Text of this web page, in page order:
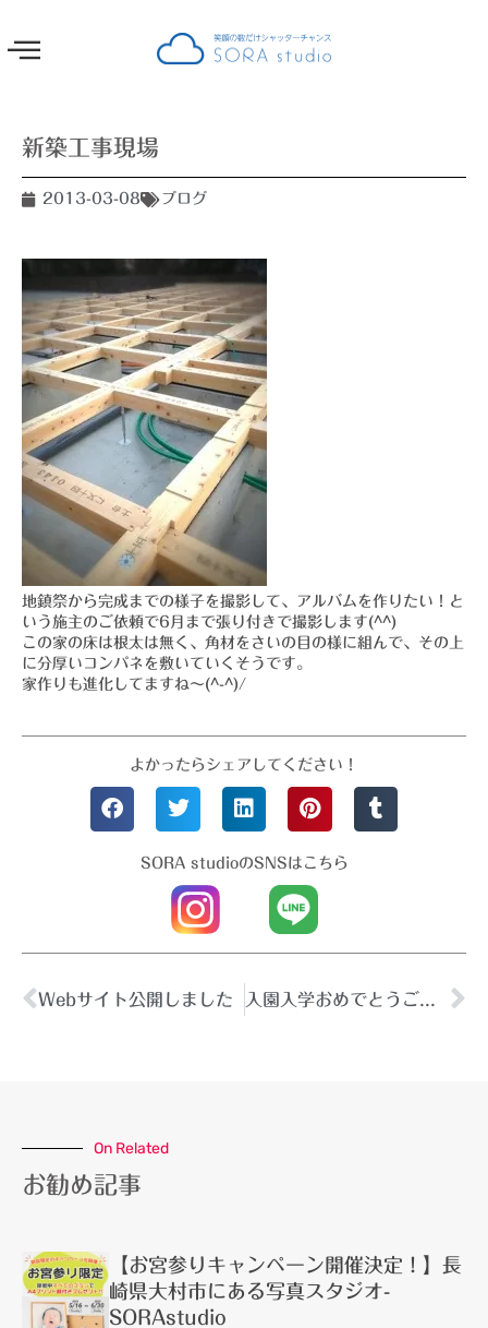
新築工事現場
2013-03-08 ブログ
地鎮祭から完成までの様子を撮影して、アルバムを作りたい！と
いう施主のご依頼で6月まで張り付きで撮影します(^^)
この家の床は根太は無く、角材をさいの目の様に組んで、その上
に分厚いコンパネを敷いていくそうです。
家作りも進化してますね～(^-^)/
よかったらシェアしてください！
SORA studioのSNSはこちら
Webサイト公開しました
On Related
お勧め記事
【お宮参りキャンペーン開催決定！】長
崎県大村市にある写真スタジオ-
SORAstudio